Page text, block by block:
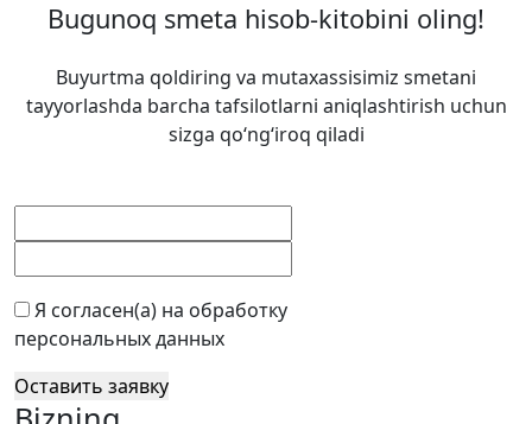
Bugunoq smeta hisob-kitobini oling!
Buyurtma qoldiring va mutaxassisimiz smetani
tayyorlashda barcha tafsilotlarni aniqlashtirish uchun
sizga qo‘ng‘iroq qiladi
Я согласен(а) на обработку
персональных данных
Оставить заявку